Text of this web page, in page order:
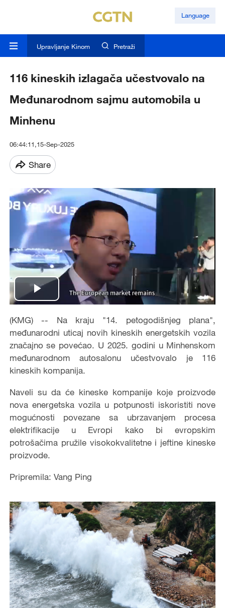
Language
Upravljanje Kinom Pretraži
116 kineskih izlagača učestvovalo na
Međunarodnom sajmu automobila u
Minhenu
06:44:11,15-Sep-2025
Share
Play
Video
(KMG) -- Na kraju "14. petogodišnjeg plana",
međunarodni uticaj novih kineskih energetskih vozila
značajno se povećao. U 2025. godini u Minhenskom
međunarodnom autosalonu učestvovalo je 116
kineskih kompanija.
Naveli su da će kineske kompanije koje proizvode
nova energetska vozila u potpunosti iskoristiti nove
mogućnosti povezane sa ubrzavanjem procesa
elektrifikacije u Evropi kako bi evropskim
potrošačima pružile visokokvalitetne i jeftine kineske
proizvode.
Pripremila: Vang Ping